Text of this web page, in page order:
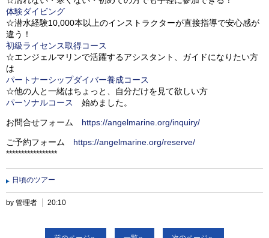
体験ダイビング
☆潜水経験10,000本以上のインストラクターが直接指導で安心感が
違う！
初級ライセンス取得コース
☆エンジェルマリンで活躍するアシスタント、ガイドになりたい方
は
パートナーシップダイバー養成コース
☆他の人と一緒はちょっと、自分だけを見て欲しい方
パーソナルコース
始めました。
お問合せフォーム https://angelmarine.org/inquiry/
ご予約フォーム https://angelmarine.org/reserve/
*****************
日頃のツアー
by 管理者 20:10